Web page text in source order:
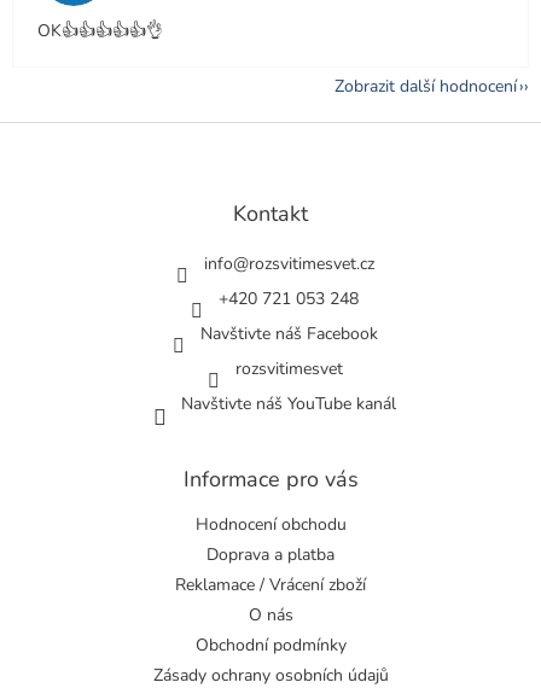
OK👍👍👍👍👍👌
Zobrazit další hodnocení
Z
Kontakt
info@rozsvitimesvet.cz
+420 721 053 248
Navštivte náš Facebook
rozsvitimesvet
Navštivte náš YouTube kanál
Informace pro vás
Hodnocení obchodu
Doprava a platba
Reklamace / Vrácení zboží
O nás
Obchodní podmínky
Zásady ochrany osobních údajů